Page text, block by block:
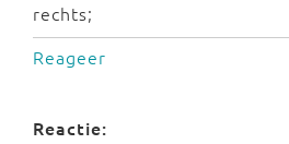
rechts;
Reageer
Reactie: